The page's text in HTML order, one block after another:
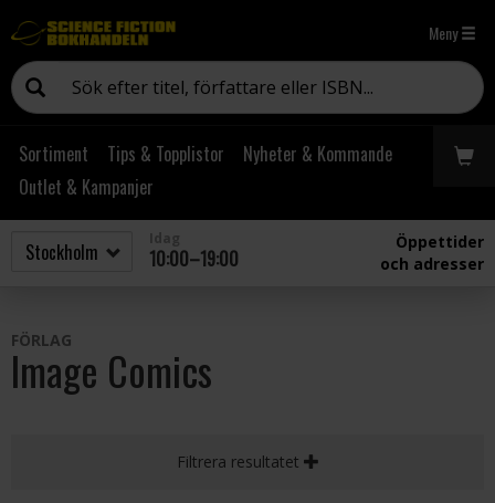
Meny
Sortiment Tips & Topplistor
Nyheter & Kommande
Outlet & Kampanjer
10:00–19:00
Öppettider
och adresser
FÖRLAG
Image Comics
Filtrera resultatet